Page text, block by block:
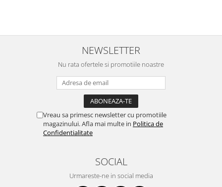
NEWSLETTER
Nu rata ofertele si promotiile noastre
Vreau sa primesc newsletter cu promotiile
magazinului. Afla mai multe in Politica de
Confidentialitate
SOCIAL
Urmareste-ne in social media